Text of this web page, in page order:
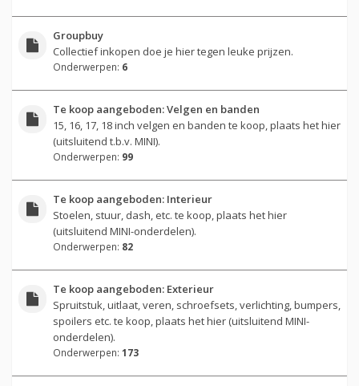
Groupbuy
Collectief inkopen doe je hier tegen leuke prijzen.
Onderwerpen: 6
Te koop aangeboden: Velgen en banden
15, 16, 17, 18 inch velgen en banden te koop, plaats het hier
(uitsluitend t.b.v. MINI).
Onderwerpen: 99
Te koop aangeboden: Interieur
Stoelen, stuur, dash, etc. te koop, plaats het hier
(uitsluitend MINI-onderdelen).
Onderwerpen: 82
Te koop aangeboden: Exterieur
Spruitstuk, uitlaat, veren, schroefsets, verlichting, bumpers,
spoilers etc. te koop, plaats het hier (uitsluitend MINI-
onderdelen).
Onderwerpen: 173